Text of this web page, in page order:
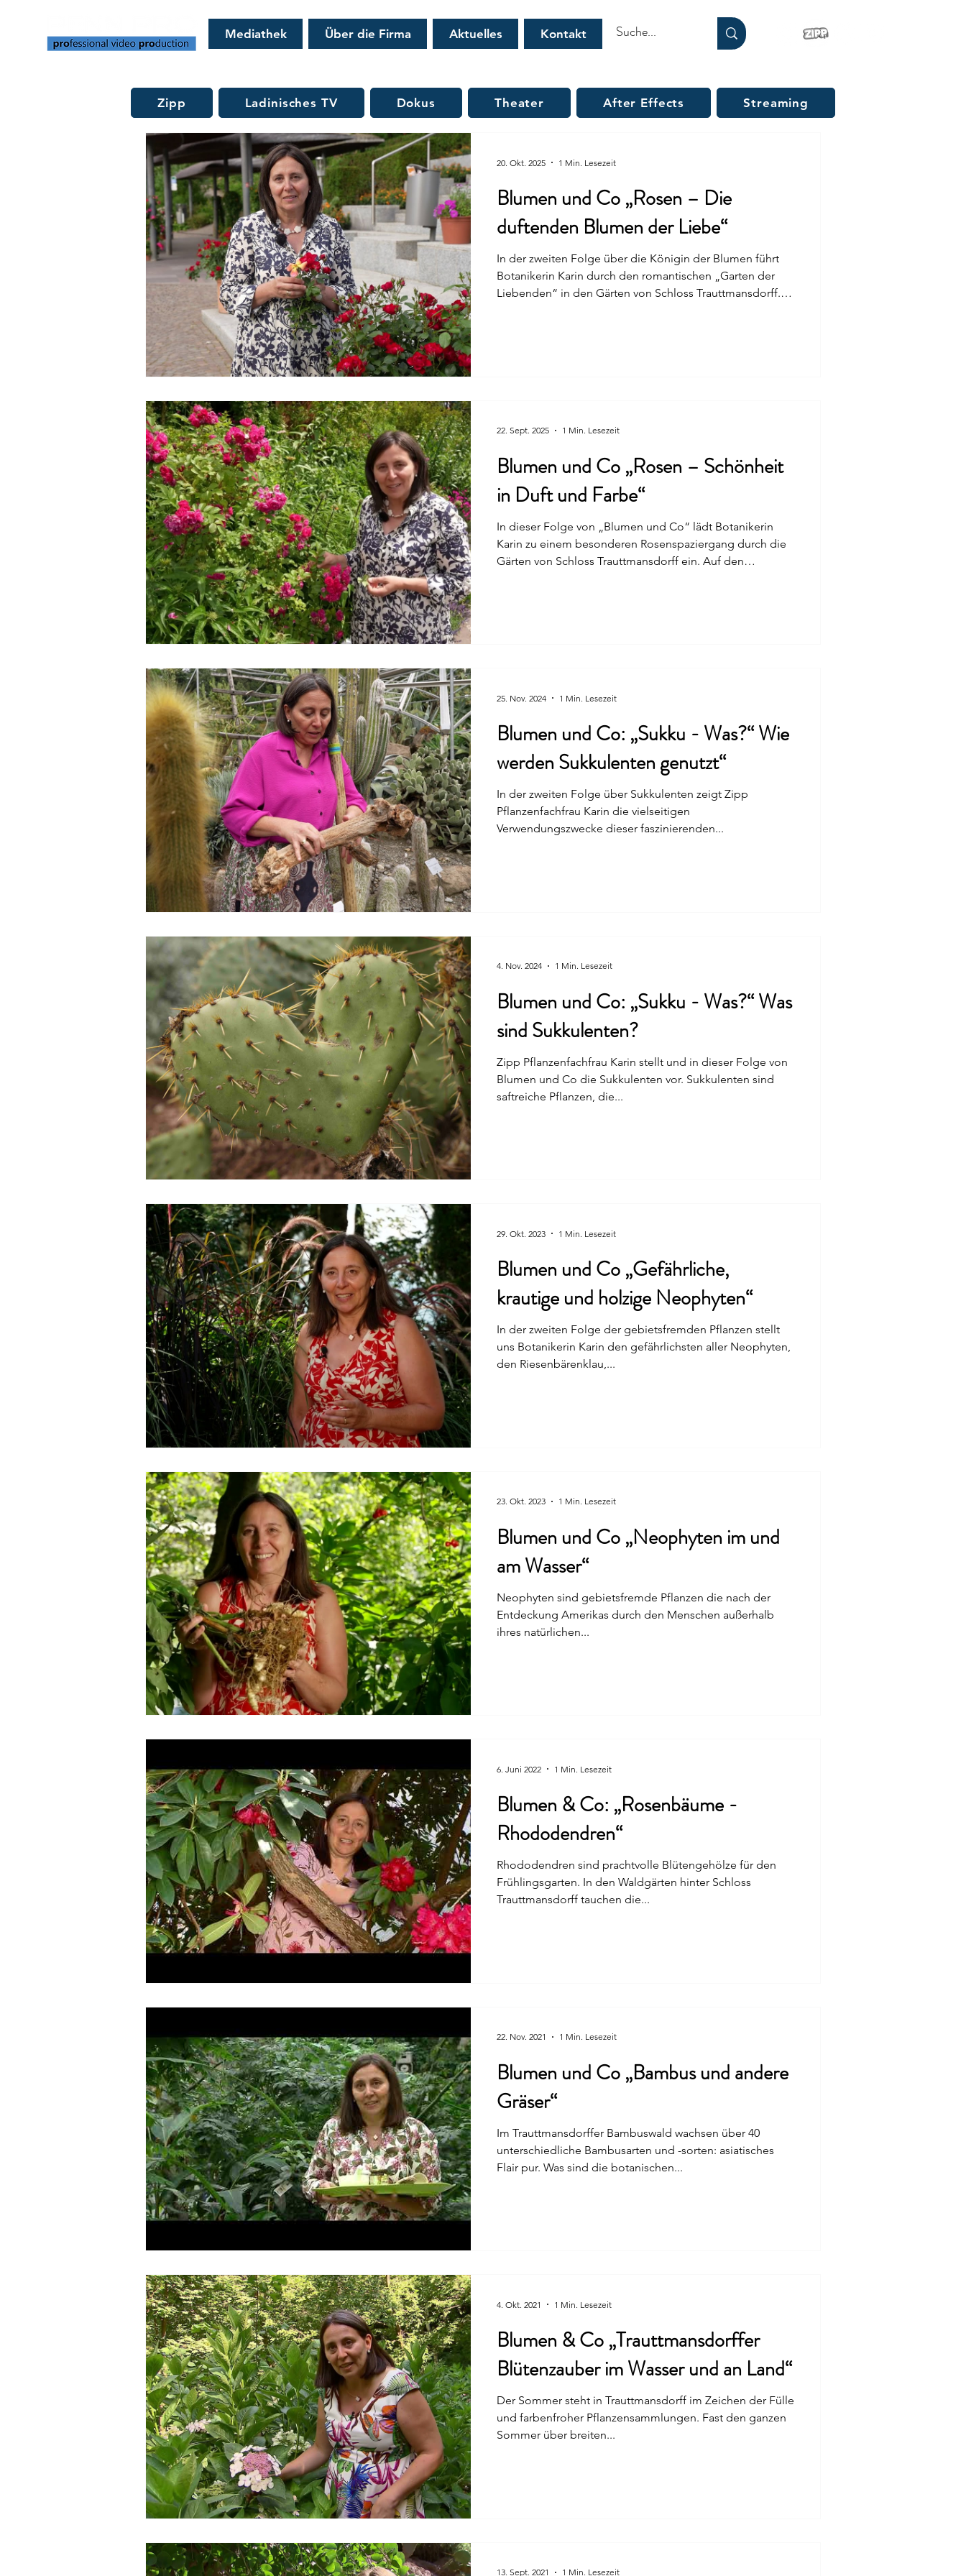
Mediathek Über die Firma Aktuelles Kontakt
Zipp Ladinisches TV Dokus Theater After Effects Streaming
Blumen und Co „Rosen – Die
duftenden Blumen der Liebe“
In der zweiten Folge über die Königin der Blumen führt
Botanikerin Karin durch den romantischen „Garten der
Liebenden“ in den Gärten von Schloss Trauttmansdorff.
20. Okt. 2025 1 Min. Lesezeit
Blumen und Co „Rosen – Schönheit
in Duft und Farbe“
In dieser Folge von „Blumen und Co“ lädt Botanikerin
Karin zu einem besonderen Rosenspaziergang durch die
Gärten von Schloss Trauttmansdorff ein. Auf den
22. Sept. 2025 1 Min. Lesezeit
Blumen und Co: „Sukku - Was?“ Wie
werden Sukkulenten genutzt“
In der zweiten Folge über Sukkulenten zeigt Zipp
Pflanzenfachfrau Karin die vielseitigen
Verwendungszwecke dieser faszinierenden...
25. Nov. 2024 1 Min. Lesezeit
Blumen und Co: „Sukku - Was?“ Was
sind Sukkulenten?
Zipp Pflanzenfachfrau Karin stellt und in dieser Folge von
Blumen und Co die Sukkulenten vor. Sukkulenten sind
saftreiche Pflanzen, die...
4. Nov. 2024 1 Min. Lesezeit
Blumen und Co „Gefährliche,
krautige und holzige Neophyten“
In der zweiten Folge der gebietsfremden Pflanzen stellt
uns Botanikerin Karin den gefährlichsten aller Neophyten,
den Riesenbärenklau,...
29. Okt. 2023 1 Min. Lesezeit
Blumen und Co „Neophyten im und
am Wasser“
Neophyten sind gebietsfremde Pflanzen die nach der
Entdeckung Amerikas durch den Menschen außerhalb
ihres natürlichen...
23. Okt. 2023 1 Min. Lesezeit
Blumen & Co: „Rosenbäume -
Rhododendren“
Rhododendren sind prachtvolle Blütengehölze für den
Frühlingsgarten. In den Waldgärten hinter Schloss
Trauttmansdorff tauchen die...
6. Juni 2022 1 Min. Lesezeit
Blumen und Co „Bambus und andere
Gräser“
Im Trauttmansdorffer Bambuswald wachsen über 40
unterschiedliche Bambusarten und -sorten: asiatisches
Flair pur. Was sind die botanischen...
22. Nov. 2021 1 Min. Lesezeit
Blumen & Co „Trauttmansdorffer
Blütenzauber im Wasser und an Land“
Der Sommer steht in Trauttmansdorff im Zeichen der Fülle
und farbenfroher Pflanzensammlungen. Fast den ganzen
Sommer über breiten...
4. Okt. 2021 1 Min. Lesezeit
13. Sept. 2021 1 Min. Lesezeit